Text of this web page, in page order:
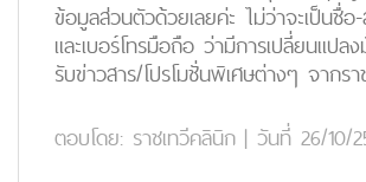
ข้อมูลส่วนตัวด้วยเลยค่ะ ไม่ว่าจะเป็นชื่
และเบอร์โทรมือถือ ว่ามีการเปลี่ยนแปล
รับข่าวสาร/โปรโมชั่นพิเศษต่างๆ จากร
ตอบโดย: ราชเทวีคลินิก | วันที่ 26/10/